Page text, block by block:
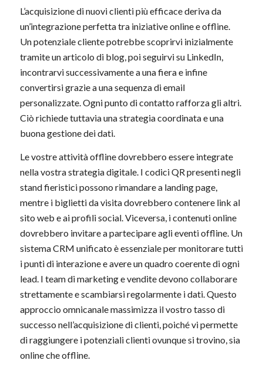
L’acquisizione di nuovi clienti più efficace deriva da
un’integrazione perfetta tra iniziative online e offline.
Un potenziale cliente potrebbe scoprirvi inizialmente
tramite un articolo di blog, poi seguirvi su LinkedIn,
incontrarvi successivamente a una fiera e infine
convertirsi grazie a una sequenza di email
personalizzate. Ogni punto di contatto rafforza gli altri.
Ciò richiede tuttavia una strategia coordinata e una
buona gestione dei dati.
Le vostre attività offline dovrebbero essere integrate
nella vostra strategia digitale. I codici QR presenti negli
stand fieristici possono rimandare a landing page,
mentre i biglietti da visita dovrebbero contenere link al
sito web e ai profili social. Viceversa, i contenuti online
dovrebbero invitare a partecipare agli eventi offline. Un
sistema CRM unificato è essenziale per monitorare tutti
i punti di interazione e avere un quadro coerente di ogni
lead. I team di marketing e vendite devono collaborare
strettamente e scambiarsi regolarmente i dati. Questo
approccio omnicanale massimizza il vostro tasso di
successo nell’acquisizione di clienti, poiché vi permette
di raggiungere i potenziali clienti ovunque si trovino, sia
online che offline.